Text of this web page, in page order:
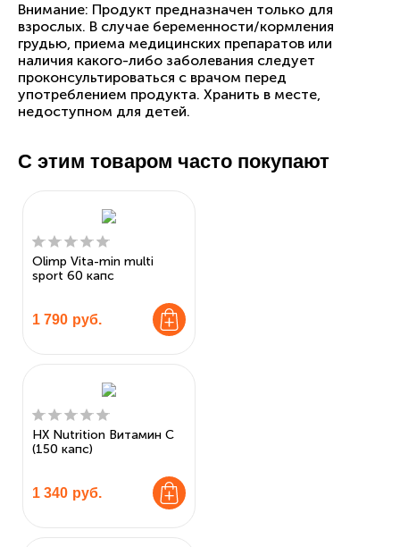
Внимание: Продукт предназначен только для
взрослых. В случае беременности/кормления
грудью, приема медицинских препаратов или
наличия какого-либо заболевания следует
проконсультироваться с врачом перед
употреблением продукта. Хранить в месте,
недоступном для детей.
С этим товаром часто покупают
Olimp Vita-min multi
sport 60 капс
1 790 руб.
HX Nutrition Витамин С
(150 капс)
1 340 руб.